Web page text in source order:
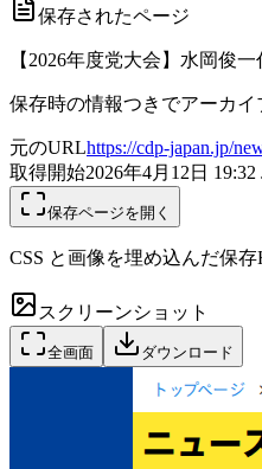
保存されたページ
【2026年度党大会】水岡俊
保存時の情報つきでアーカイ
元のURLhttps://cdp-japan.jp/
取得開始2026年4月12日 19:32
保存ページを開く
CSS と画像を埋め込んだ保
スクリーンショット
全画面 ダウンロード